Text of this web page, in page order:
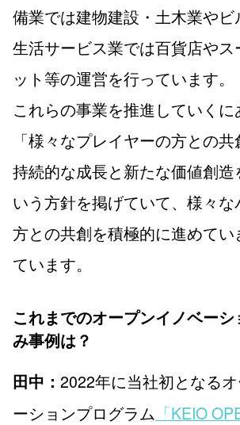
備業では建物建設・土木業やビ
生活サービス業では百貨店や
ット等の運営を行っています。
これらの事業を推進していくに
「様々なプレイヤーの方との共
持続的な成長と新たな価値創造
いう方針を掲げていて、様々
方との共創を積極的に進めてい
ています。
これまでのオープンイノベーシ
み事例は？
田中： 2022年に当社初となる
ーションプログラム 「KEIO